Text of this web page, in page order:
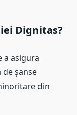
Dignitas?
a asigura
șanse
din